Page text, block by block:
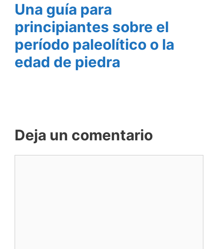
Una guía para
principiantes sobre el
período paleolítico o la
edad de piedra
Deja un comentario